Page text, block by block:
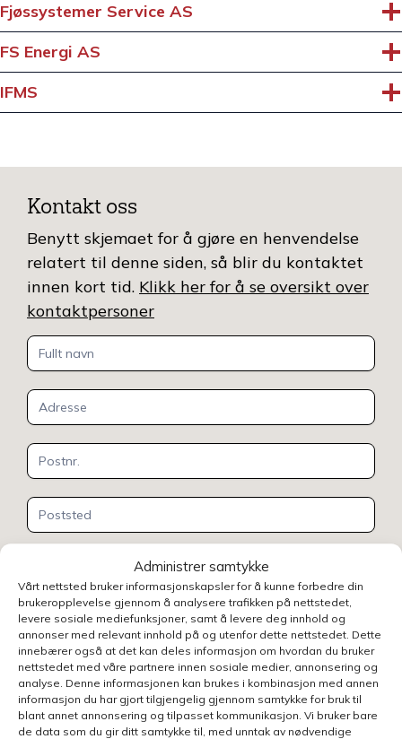
Administrer samtykke
Vårt nettsted bruker informasjonskapsler for å kunne forbedre din
brukeropplevelse gjennom å analysere trafikken på nettstedet,
levere sosiale mediefunksjoner, samt å levere deg innhold og
annonser med relevant innhold på og utenfor dette nettstedet. Dette
innebærer også at det kan deles informasjon om hvordan du bruker
nettstedet med våre partnere innen sosiale medier, annonsering og
analyse. Denne informasjonen kan brukes i kombinasjon med annen
informasjon du har gjort tilgjengelig gjennom samtykke for bruk til
blant annet annonsering og tilpasset kommunikasjon. Vi bruker bare
de data som du gir ditt samtykke til, med unntak av nødvendige
Fjøssystemer Service AS
FS Energi AS
IFMS
Kontakt oss
Benytt skjemaet for å gjøre en henvendelse
relatert til denne siden, så blir du kontaktet
innen kort tid. Klikk her for å se oversikt over
kontaktpersoner
Kontakt
oss